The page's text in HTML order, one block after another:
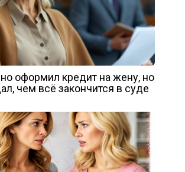
оформил кредит на жену, но
чем всё закончится в суде